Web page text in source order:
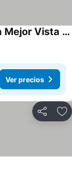
Cabaña de Lujo Espectacular la Mejor Vista Panamá
Ver precios
Compartir